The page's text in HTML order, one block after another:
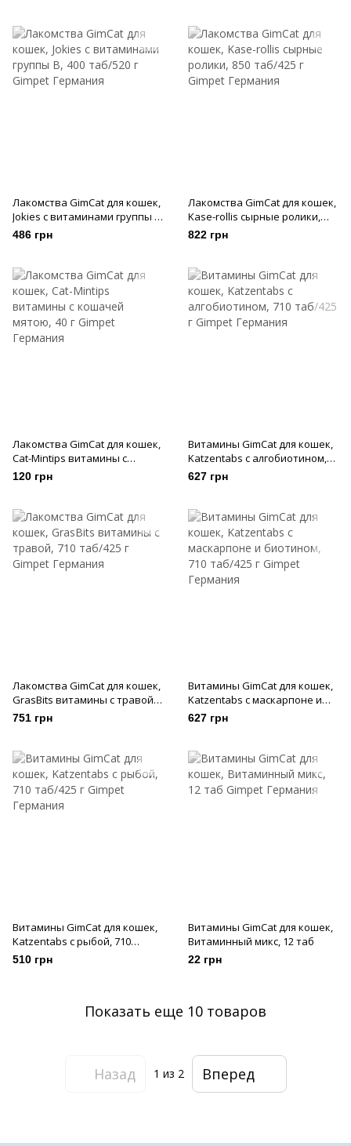
Лакомства GimCat для кошек,
Jokies с витаминами группы В,
400 таб/520 г
486 грн
Лакомства GimCat для кошек,
Kase-rollis сырные ролики,
850 таб/425 г
822 грн
Лакомства GimCat для кошек,
Cat-Mintips витамины с
кошачей мятою, 40 г
120 грн
Витамины GimCat для кошек,
Katzentabs с алгобиотином,
710 таб/425 г
627 грн
Лакомства GimCat для кошек,
GrasBits витамины с травой,
710 таб/425 г
751 грн
Витамины GimCat для кошек,
Katzentabs с маскарпоне и
биотином, 710 таб/425 г
627 грн
Витамины GimCat для кошек,
Katzentabs с рыбой, 710
таб/425 г
510 грн
Витамины GimCat для кошек,
Витаминный микс, 12 таб
22 грн
Показать еще 10 товаров
Назад 1 из 2 Вперед